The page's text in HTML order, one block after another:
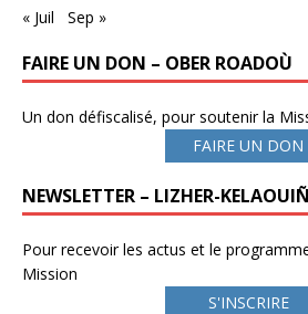
« Juil Sep »
FAIRE UN DON – OBER ROADOÙ
Un don défiscalisé, pour soutenir la
FAIRE UN DON
NEWSLETTER – LIZHER-KELAOUIÑ
Pour recevoir les actus et le
Mission
S'INSCRIRE